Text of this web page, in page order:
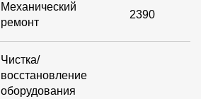
Механический
ремонт
2390
Чистка/
восстановление
оборудования